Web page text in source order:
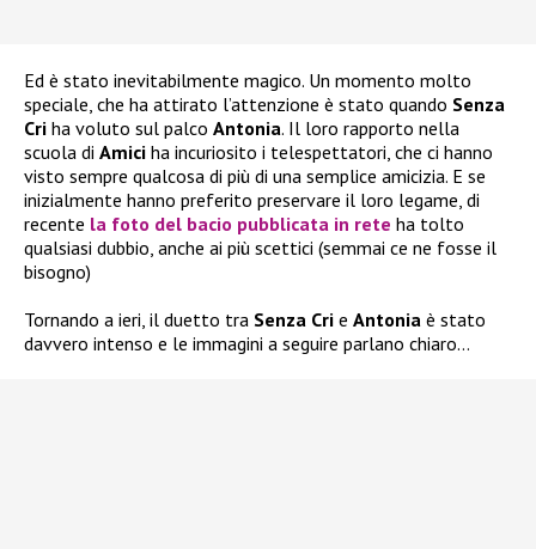
Ed è stato inevitabilmente magico. Un momento molto
speciale, che ha attirato l’attenzione è stato quando Senza
Cri ha voluto sul palco Antonia. Il loro rapporto nella
scuola di Amici ha incuriosito i telespettatori, che ci hanno
visto sempre qualcosa di più di una semplice amicizia. E se
inizialmente hanno preferito preservare il loro legame, di
recente la foto del bacio pubblicata in rete ha tolto
qualsiasi dubbio, anche ai più scettici (semmai ce ne fosse il
bisogno)
Tornando a ieri, il duetto tra Senza Cri e Antonia è stato
davvero intenso e le immagini a seguire parlano chiaro…